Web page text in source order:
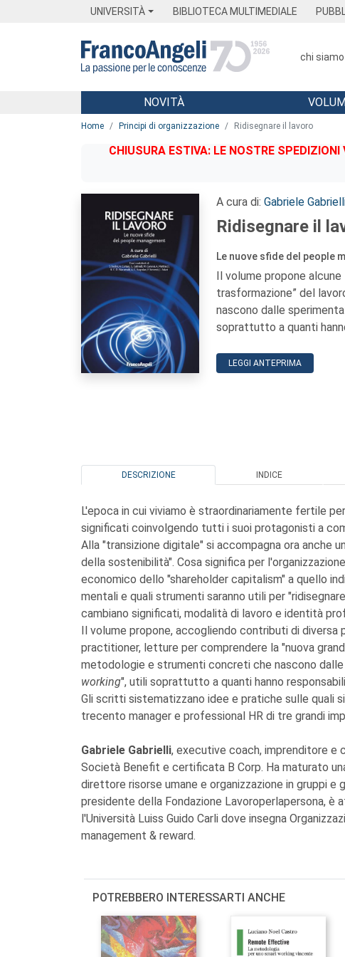
UNIVERSITÀ BIBLIOTECA MULTIMEDIALE
chi siamo
Menu
NOVITÀ
Home Principi di organizzazione Ridisegnare il lavoro
CHIUSURA ESTIVA: LE NOSTRE
A cura di: Gabriele
Ridisegnare il
Le nuove sfide del people
Il volume propone
trasformazione” del
nascono dalle
soprattutto a quanti
LEGGI ANTEPRIMA
DESCRIZIONE INDICE
L'epoca in cui viviamo è straordinariamente fertile
significati coinvolgendo tutti i suoi protagonisti a
Alla "transizione digitale" si accompagna ora anche
della sostenibilità". Cosa significa per
economico dello "shareholder capitalism" a quello
mentali e quali strumenti saranno utili per
cambiano significati, modalità di lavoro e identità
Il volume propone, accogliendo contributi di diversa
practitioner, letture per comprendere la "nuova
metodologie e strumenti concreti che nascono
working", utili soprattutto a quanti hanno
Gli scritti sistematizzano idee e pratiche sulle quali
trecento manager e professional HR di tre grandi
Gabriele Gabrielli, executive coach, imprenditore e
Società Benefit e certificata B Corp. Ha maturato
direttore risorse umane e organizzazione in gruppi
presidente della Fondazione Lavoroperlapersona,
l'Università Luiss Guido Carli dove insegna
management & reward.
POTREBBERO INTERESSARTI ANCHE